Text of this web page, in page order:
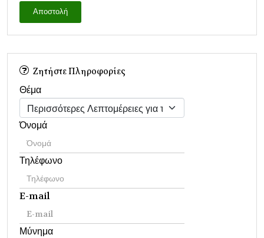
Αποστολή
Ζητήστε Πληροφορίες
Θέμα
Όνομά
Τηλέφωνο
E-mail
Μύνημα